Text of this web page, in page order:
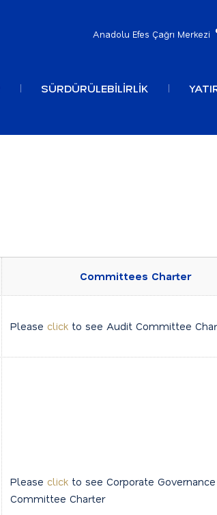
Anadolu Efes Çağrı Merkezi
SÜRDÜRÜLEBİLİRLİK
Committees Charter
Please click to see Audit Committee
Please click to see Corporate Governance
Committee Charter